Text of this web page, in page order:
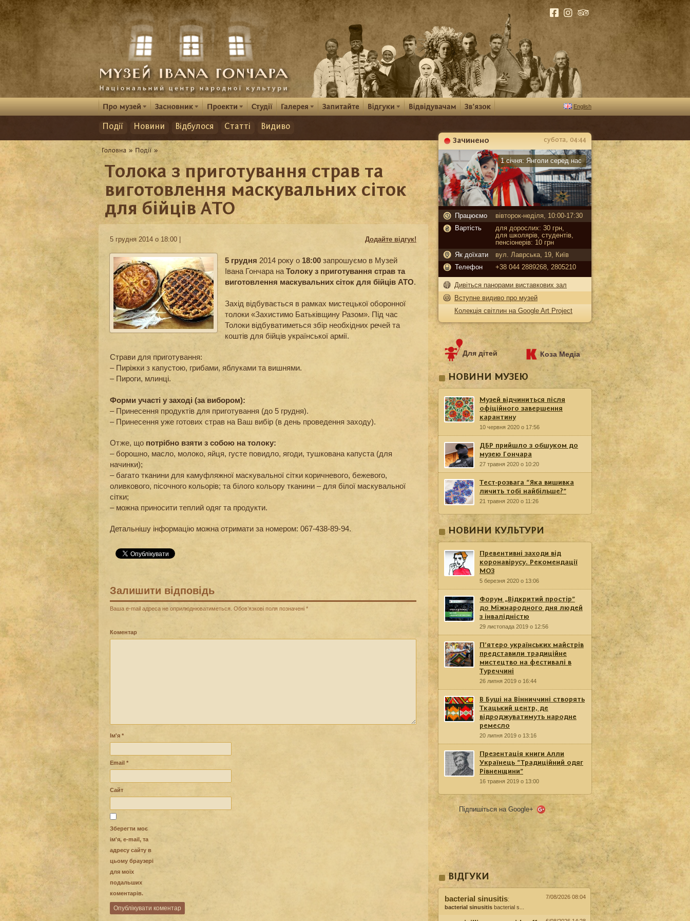
English
Події Новини Відбулося Статті Видиво
Толока з приготування страв та
виготовлення маскувальних сіток
для бійців АТО
5 грудня 2014 о 18:00 | Додайте відгук!
5 грудня 2014 року о 18:00 запрошуємо в Музей
Івана Гончара на Толоку з приготування страв та
виготовлення маскувальних сіток для бійців АТО.
Захід відбувається в рамках мистецької оборонної
толоки «Захистимо Батьківщину Разом». Під час
Толоки відбуватиметься збір необхідних речей та
коштів для бійців української армії.
Страви для приготування:
– Пиріжки з капустою, грибами, яблуками та вишнями.
– Пироги, млинці.
Форми участі у заході (за вибором):
– Принесення продуктів для приготування (до 5 грудня).
– Принесення уже готових страв на Ваш вибір (в день проведення заходу).
Отже, що потрібно взяти з собою на толоку:
– борошно, масло, молоко, яйця, густе повидло, ягоди, тушкована капуста (для
начинки);
– багато тканини для камуфляжної маскувальної сітки коричневого, бежевого,
оливкового, пісочного кольорів; та білого кольору тканини – для білої маскувальної
сітки;
– можна приносити теплий одяг та продукти.
Детальнішу інформацію можна отримати за номером: 067-438-89-94.
Залишити відповідь
Ваша e-mail адреса не оприлюднюватиметься. Обов’язкові поля позначені *
Коментар
Ім'я *
Email *
Сайт
Зберегти моє
ім'я, e-mail, та
адресу сайту в
цьому браузері
для моїх
подальших
коментарів.
Зачинено
Карантин
субота, 04:44
1 січня: Янголи серед нас
Працюємо
вівторок-неділя, 10:00-17:30
Вартість
для дорослих: 30 грн,
для школярів, студентів,
пенсіонерів: 10 грн
Як доїхати
вул. Лаврська, 19, Київ
Телефон
+38 044 2889268, 2805210
Дивіться панорами виставкових зал
Вступне видиво про музей
Колекція світлин на Google Art Project
Для дітей Коза Медіа
НОВИНИ МУЗЕЮ
Музей відчиниться після
офіційного завершення
карантину
10 червня 2020 о 17:56
ДБР прийшло з обшуком до
музею Гончара
27 травня 2020 о 10:20
Тест-розвага “Яка вишивка
личить тобі найбільше?”
21 травня 2020 о 11:26
НОВИНИ КУЛЬТУРИ
Превентивні заходи від
коронавірусу. Рекомендації
МОЗ
5 березня 2020 о 13:06
Форум „Відкритий простір”
до Міжнародного дня людей
з інвалідністю
29 листопада 2019 о 12:56
П’ятеро українських майстрів
представили традиційне
мистецтво на фестивалі в
Туреччині
26 липня 2019 о 16:44
В Буші на Вінниччині створять
Ткацький центр, де
відроджуватимуть народне
ремесло
20 липня 2019 о 13:16
Презентація книги Алли
Українець “Традиційний одяг
Рівненщини”
16 травня 2019 о 13:00
Підпишіться на Google+
ВІДГУКИ
bacterial sinusitis:
bacterial sinusitis bacterial s...
7/08/2026 08:04